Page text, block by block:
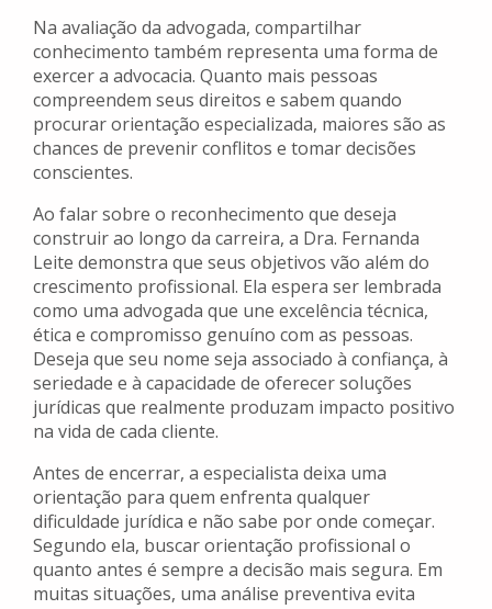
Na avaliação da advogada, compartilhar
conhecimento também representa uma forma de
exercer a advocacia. Quanto mais pessoas
compreendem seus direitos e sabem quando
procurar orientação especializada, maiores são as
chances de prevenir conflitos e tomar decisões
conscientes.
Ao falar sobre o reconhecimento que deseja
construir ao longo da carreira, a Dra. Fernanda
Leite demonstra que seus objetivos vão além do
crescimento profissional. Ela espera ser lembrada
como uma advogada que une excelência técnica,
ética e compromisso genuíno com as pessoas.
Deseja que seu nome seja associado à confiança, à
seriedade e à capacidade de oferecer soluções
jurídicas que realmente produzam impacto positivo
na vida de cada cliente.
Antes de encerrar, a especialista deixa uma
orientação para quem enfrenta qualquer
dificuldade jurídica e não sabe por onde começar.
Segundo ela, buscar orientação profissional o
quanto antes é sempre a decisão mais segura. Em
muitas situações, uma análise preventiva evita